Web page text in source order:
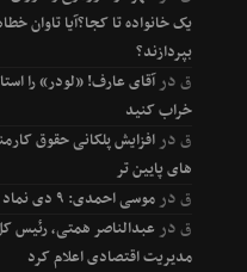
یک خانواده تا کجا؟آیا تاوان
بپردازند؟
قدرآقای عارف! «لودر» را
خراب کنید
قدر
های پایین تر
قدرموسی احمدی: ۹ دی نماد پیوند آگاهانه مردم با ولایت و رهبری است
قدر عبدالناصر همتی، رئیس
مدیریت اقتصادی اعلام کرد